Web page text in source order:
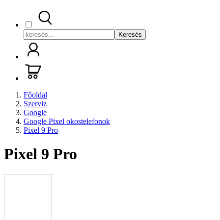
Keresés
Főoldal
Szerviz
Google
Google Pixel okostelefonok
Pixel 9 Pro
Pixel 9 Pro